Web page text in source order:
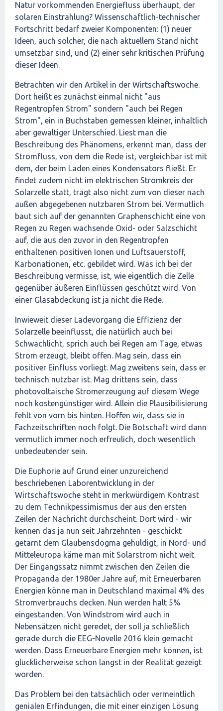
Natur vorkommenden Energiefluss überhaupt, der
solaren Einstrahlung? Wissenschaftlich-technischer
Fortschritt bedarf zweier Komponenten: (1) neuer
Ideen, auch solcher, die nach aktuellem Stand nicht
umsetzbar sind, und (2) einer sehr kritischen Prüfung
dieser Ideen.
Betrachten wir den Artikel in der Wirtschaftswoche.
Dort heißt es zunächst einmal nicht "aus
Regentropfen Strom" sondern "auch bei Regen
Strom", ein in Buchstaben gemessen kleiner, inhaltlich
aber gewaltiger Unterschied. Liest man die
Beschreibung des Phänomens, erkennt man, dass der
Stromfluss, von dem die Rede ist, vergleichbar ist mit
dem, der beim Laden eines Kondensators fließt. Er
findet zudem nicht im elektrischen Stromkreis der
Solarzelle statt, trägt also nicht zum von dieser nach
außen abgegebenen nutzbaren Strom bei. Vermutlich
baut sich auf der genannten Graphenschicht eine von
Regen zu Regen wachsende Oxid- oder Salzschicht
auf, die aus den zuvor in den Regentropfen
enthaltenen positiven Ionen und Luftsauerstoff,
Karbonationen, etc. gebildet wird. Was ich bei der
Beschreibung vermisse, ist, wie eigentlich die Zelle
gegenüber äußeren Einflüssen geschützt wird. Von
einer Glasabdeckung ist ja nicht die Rede.
Inwieweit dieser Ladevorgang die Effizienz der
Solarzelle beeinflusst, die natürlich auch bei
Schwachlicht, sprich auch bei Regen am Tage, etwas
Strom erzeugt, bleibt offen. Mag sein, dass ein
positiver Einfluss vorliegt. Mag zweitens sein, dass er
technisch nutzbar ist. Mag drittens sein, dass
photovoltaische Stromerzeugung auf diesem Wege
noch kostengünstiger wird. Allein die Plausibilisierung
fehlt von vorn bis hinten. Hoffen wir, dass sie in
Fachzeitschriften noch folgt. Die Botschaft wird dann
vermutlich immer noch erfreulich, doch wesentlich
unbedeutender sein.
Die Euphorie auf Grund einer unzureichend
beschriebenen Laborentwicklung in der
Wirtschaftswoche steht in merkwürdigem Kontrast
zu dem Technikpessimismus der aus den ersten
Zeilen der Nachricht durchscheint. Dort wird - wir
kennen das ja nun seit Jahrzehnten - geschickt
getarnt dem Glaubensdogma gehuldigt, in Nord- und
Mitteleuropa käme man mit Solarstrom nicht weit.
Der Eingangssatz nimmt zwischen den Zeilen die
Propaganda der 1980er Jahre auf, mit Erneuerbaren
Energien könne man in Deutschland maximal 4% des
Stromverbrauchs decken. Nun werden halt 5%
eingestanden. Von Windstrom wird auch in
Nebensätzen nicht geredet, der soll ja schließlich
gerade durch die EEG-Novelle 2016 klein gemacht
werden. Dass Erneuerbare Energien mehr können, ist
glücklicherweise schon längst in der Realität gezeigt
worden.
Das Problem bei den tatsächlich oder vermeintlich
genialen Erfindungen, die mit einer einzigen Lösung